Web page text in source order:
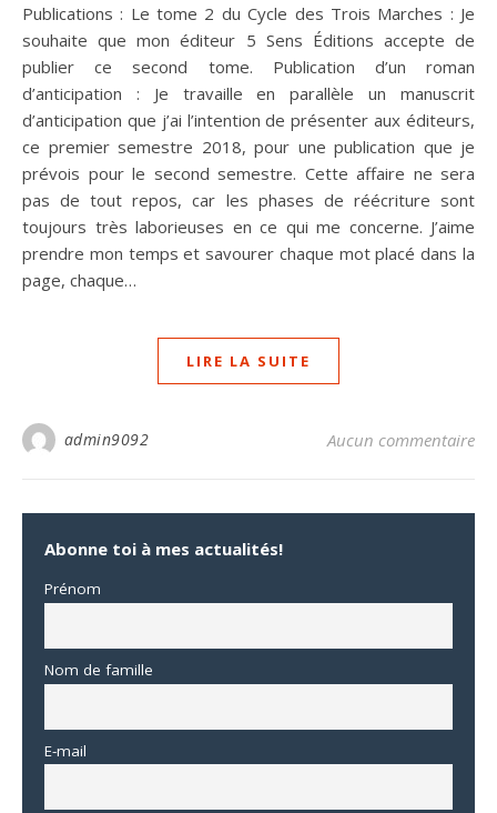
Publications : Le tome 2 du Cycle des Trois Marches : Je
souhaite que mon éditeur 5 Sens Éditions accepte de
publier ce second tome. Publication d’un roman
d’anticipation : Je travaille en parallèle un manuscrit
d’anticipation que j’ai l’intention de présenter aux éditeurs,
ce premier semestre 2018, pour une publication que je
prévois pour le second semestre. Cette affaire ne sera
pas de tout repos, car les phases de réécriture sont
toujours très laborieuses en ce qui me concerne. J’aime
prendre mon temps et savourer chaque mot placé dans la
page, chaque…
LIRE LA SUITE
admin9092 Aucun commentaire
Abonne toi à mes actualités!
Prénom
Nom de famille
E-mail